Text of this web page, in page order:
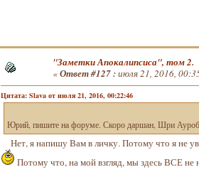
"Заметки Апокалипсиса", том 2.
«Ответ #127 :июля 21, 2016,
Цитата: Slava от июля 21, 2016, 00:22:46
Юрий, пишите на форуме. Скоро даршан, Шри
Нет, я напишу Вам в личку. Потому что я не
Потому что, на мой взгляд, мы здесь ВСЕ